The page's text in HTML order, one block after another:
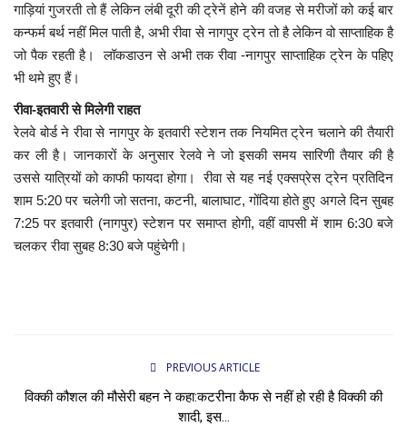
गाड़ियां गुजरती तो हैं लेकिन लंबी दूरी की ट्रेनें होने की वजह से मरीजों को कई बार
कन्फर्म बर्थ नहीं मिल पाती है, अभी रीवा से नागपुर ट्रेन तो है लेकिन वो साप्ताहिक है
जो पैक रहती है। लॉकडाउन से अभी तक रीवा -नागपुर साप्ताहिक ट्रेन के पहिए
भी थमे हुए हैं।
रीवा-इतवारी से मिलेगी राहत
रेलवे बोर्ड ने रीवा से नागपुर के इतवारी स्टेशन तक नियमित ट्रेन चलाने की तैयारी
कर ली है। जानकारों के अनुसार रेलवे ने जो इसकी समय सारिणी तैयार की है
उससे यात्रियों को काफी फायदा होगा। रीवा से यह नई एक्सप्रेस ट्रेन प्रतिदिन
शाम 5:20 पर चलेगी जो सतना, कटनी, बालाघाट, गोंदिया होते हुए अगले दिन सुबह
7:25 पर इतवारी (नागपुर) स्टेशन पर समाप्त होगी, वहीं वापसी में शाम 6:30 बजे
चलकर रीवा सुबह 8:30 बजे पहुंचेगी।
PREVIOUS ARTICLE
विक्की कौशल की मौसेरी बहन ने कहा:कटरीना कैफ से नहीं हो रही है विक्की की
शादी, इस...